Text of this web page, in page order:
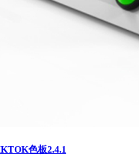
色板2.4.1